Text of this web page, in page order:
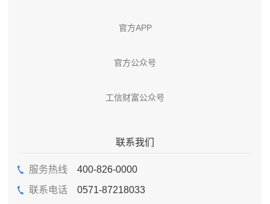
官方APP
官方公众号
工信财富公众号
联系我们
服务热线 400-826-0000
联系电话0571-87218033